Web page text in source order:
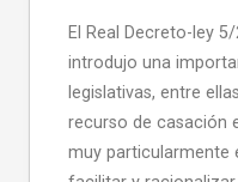
El Real Decreto-ley
introdujo una
legislativas, entre
recurso de casación
muy particularmente